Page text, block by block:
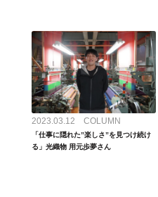
2023.03.12 COLUMN
「仕事に隠れた”楽しさ”を見つけ続け
る」光織物 用元歩夢さん